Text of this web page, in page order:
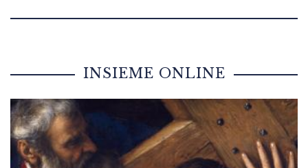
INSIEME ONLINE